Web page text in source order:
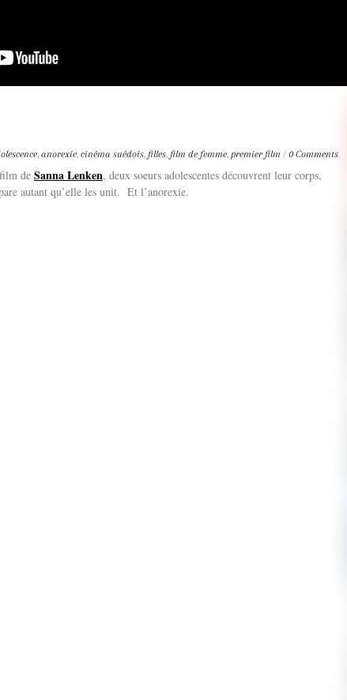
, anorexie, cinéma suédois, filles, film de femme, premier film / 0 Comments
de Sanna Lenken, deux soeurs adolescentes découvrent leur corps,
autant qu’elle les unit. Et l’anorexie.